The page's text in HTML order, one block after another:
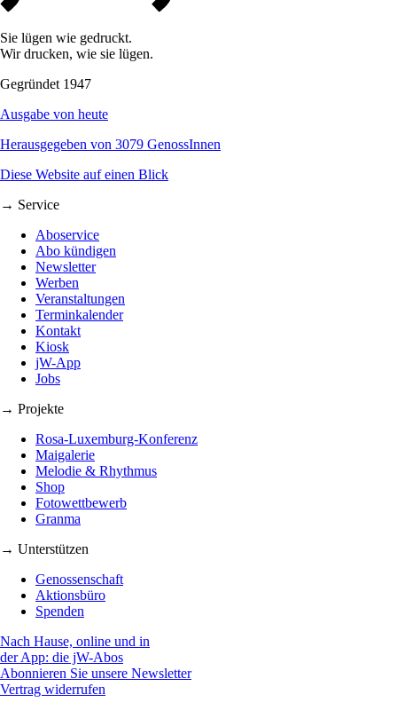
Sie lügen wie gedruckt.
Wir drucken, wie sie lügen.
Gegründet 1947
Ausgabe von heute
Herausgegeben von 3079 GenossInnen
Diese Website auf einen Blick
→ Service
Aboservice
Abo kündigen
Newsletter
Werben
Veranstaltungen
Terminkalender
Kontakt
Kiosk
jW-App
Jobs
→ Projekte
Rosa-Luxemburg-Konferenz
Maigalerie
Melodie & Rhythmus
Shop
Fotowettbewerb
Granma
→ Unterstützen
Genossenschaft
Aktionsbüro
Spenden
Nach Hause, online und in
der App: die jW-Abos
Abonnieren Sie unsere Newsletter
Vertrag widerrufen